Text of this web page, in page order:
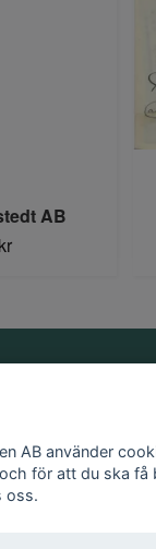
AB
AB använder
för att du ska få
oss.